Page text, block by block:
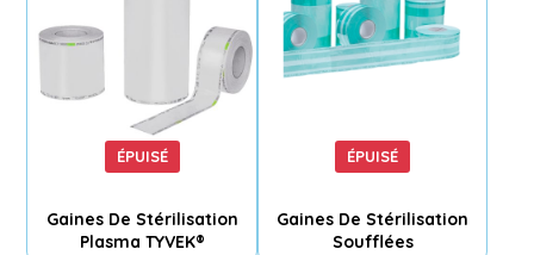
ÉPUISÉ
Gaines De Stérilisation
Plasma TYVEK®
ÉPUISÉ
Gaines De Stérilisation
Soufflées